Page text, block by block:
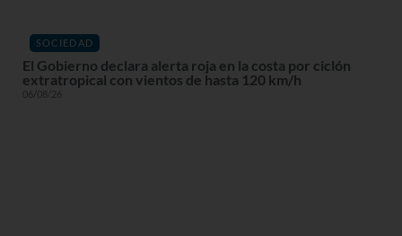
SOCIEDAD
El Gobierno declara alerta roja en la costa por ciclón
extratropical con vientos de hasta 120 km/h
06/08/26